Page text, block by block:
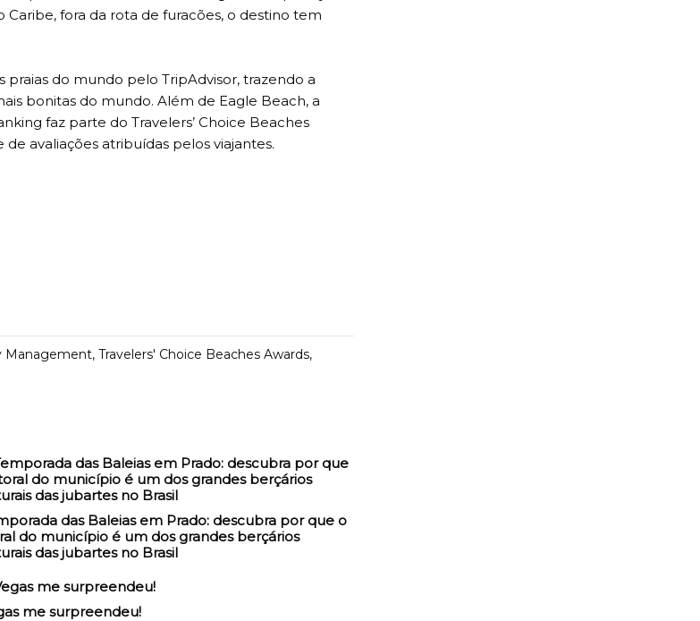
fora da rota de furacões, o destino tem
praias do mundo pelo TripAdvisor, trazendo a
bonitas do mundo. Além de Eagle Beach, a
faz parte do Travelers’ Choice Beaches
avaliações atribuídas pelos viajantes.
Management, Travelers' Choice Beaches Awards,
das Baleias em Prado: descubra por que o
do município é um dos grandes berçários
das jubartes no Brasil
me surpreendeu!